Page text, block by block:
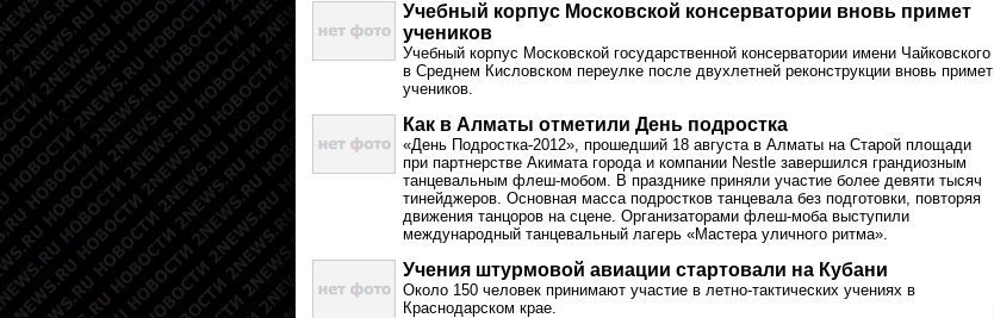
Учебный корпус Московской консерватории вновь примет
учеников
Учебный корпус Московской государственной консерватории имени Чайковского
в Среднем Кисловском переулке после двухлетней реконструкции вновь примет
учеников.
Как в Алматы отметили День подростка
«День Подростка-2012», прошедший 18 августа в Алматы на Старой площади
при партнерстве Акимата города и компании Nestle завершился грандиозным
танцевальным флеш-мобом. В празднике приняли участие более девяти тысяч
тинейджеров. Основная масса подростков танцевала без подготовки, повторяя
движения танцоров на сцене. Организаторами флеш-моба выступили
международный танцевальный лагерь «Мастера уличного ритма».
Учения штурмовой авиации стартовали на Кубани
Около 150 человек принимают участие в летно-тактических учениях в
Краснодарском крае.